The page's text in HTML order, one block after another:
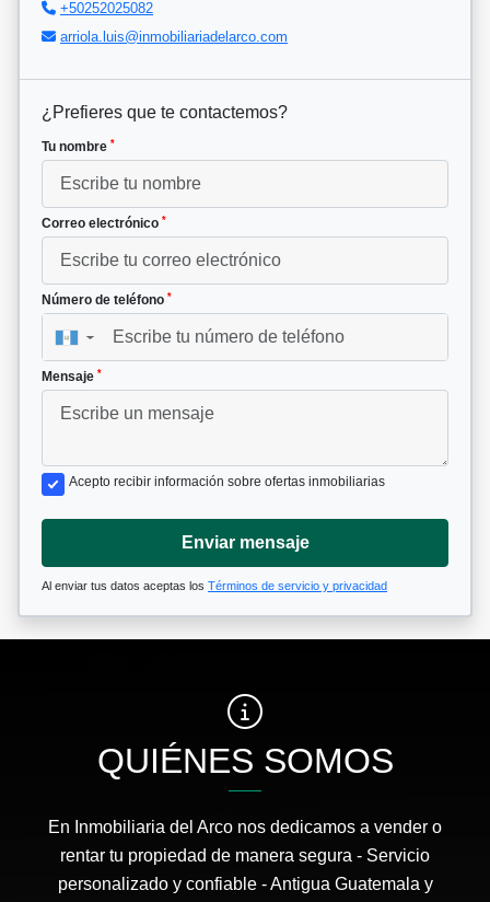
+50252025082
arriola.luis@inmobiliariadelarco.com
¿Prefieres que te contactemos?
Tu nombre *
Correo electrónico *
Número de teléfono *
▼
Mensaje *
Acepto recibir información sobre ofertas inmobiliarias
Enviar mensaje
Al enviar tus datos aceptas los Términos de servicio y privacidad
QUIÉNES SOMOS
En Inmobiliaria del Arco nos dedicamos a vender o
rentar tu propiedad de manera segura - Servicio
personalizado y confiable - Antigua Guatemala y